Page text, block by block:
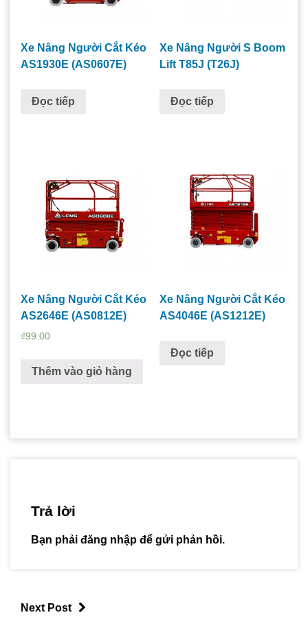
Xe Nâng Người Cắt Kéo
AS1930E (AS0607E)
Đọc tiếp
Xe Nâng Người S Boom
Lift T85J (T26J)
Đọc tiếp
Xe Nâng Người Cắt Kéo
AS2646E (AS0812E)
₫99.00
Thêm vào giỏ hàng
Xe Nâng Người Cắt Kéo
AS4046E (AS1212E)
Đọc tiếp
Trả lời
Bạn phải đăng nhập để gửi phản hồi.
Next Post